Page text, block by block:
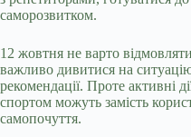
саморозвитком.
12 жовтня не варто
важливо дивитися на
рекомендації. Проте активні
спортом можуть замість
самопочуття.